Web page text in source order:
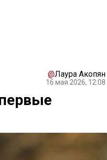
@Лаура Акопян
16 мая 2026, 12:08